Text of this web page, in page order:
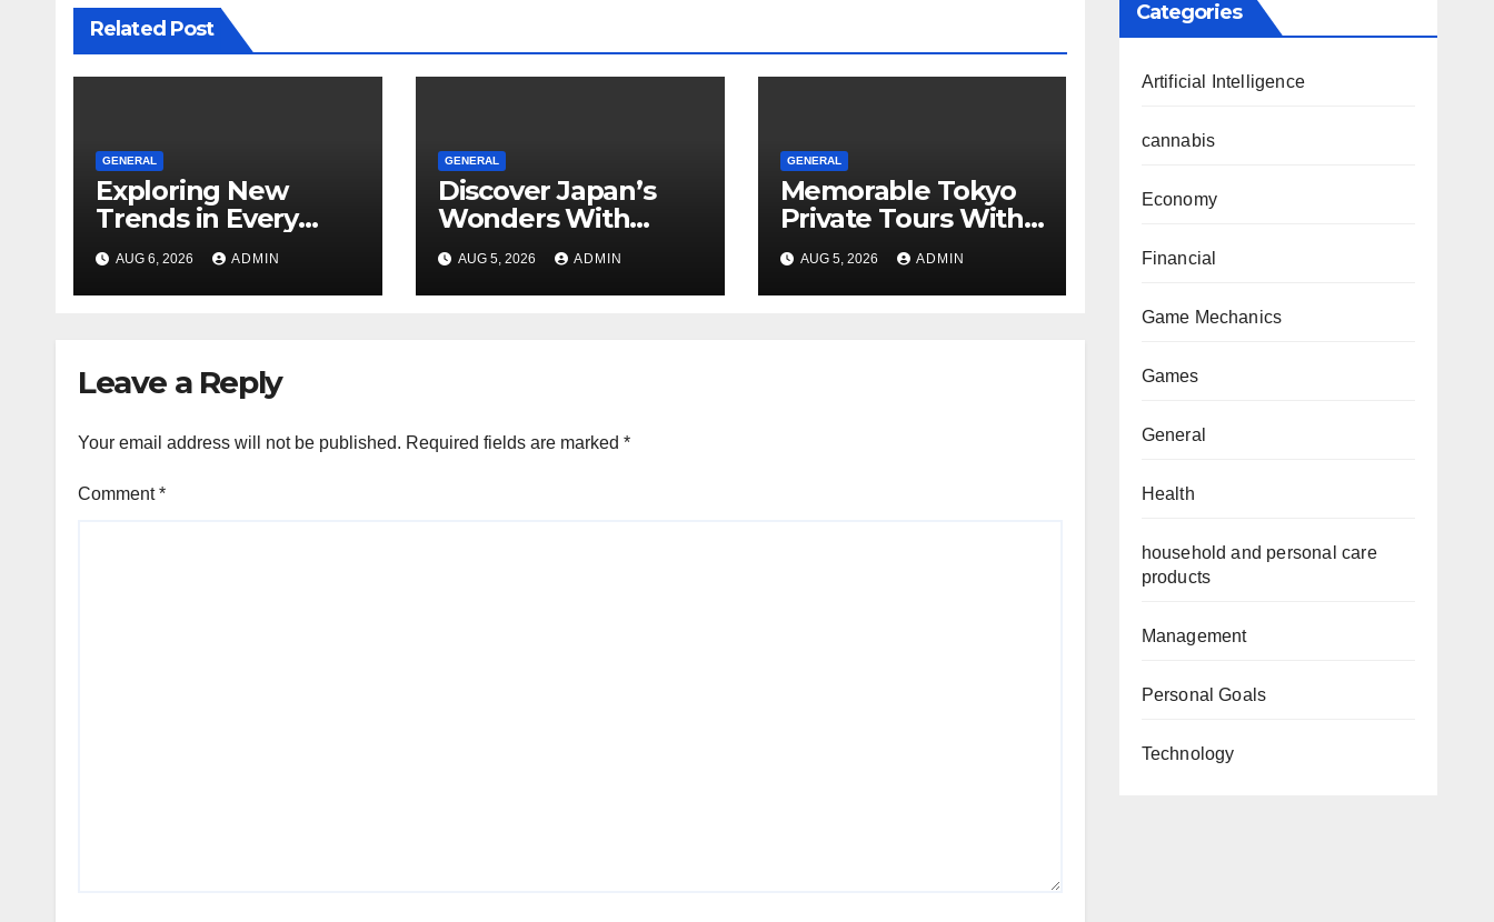
Related Post
GENERAL
Exploring New
Trends in Every
Dispensary
AUG 6, 2026 ADMIN
GENERAL
Discover Japan’s
Wonders With
Unforgettable
Tokyo Tours For
Every Traveler
AUG 5, 2026 ADMIN
GENERAL
Memorable Tokyo
Private Tours With
Local Guides
AUG 5, 2026 ADMIN
Leave a Reply
Your email address will not be published. Required fields are marked *
Comment*
Categories
Artificial Intelligence
cannabis
Economy
Financial
Game Mechanics
Games
General
Health
household and personal care
products
Management
Personal Goals
Technology